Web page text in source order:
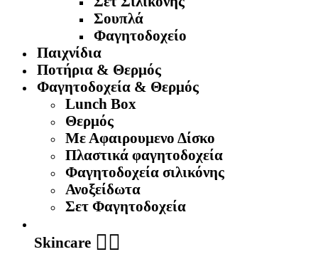
Σουπλά
Φαγητοδοχείο
Παιχνίδια
Ποτήρια & Θερμός
Φαγητοδοχεία & Θερμός
Lunch Box
Θερμός
Με Αφαιρουμενο Δίσκο
Πλαστικά φαγητοδοχεία
Φαγητοδοχεία σιλικόνης
Ανοξείδωτα
Σετ Φαγητοδοχεία
Skincare 🧖‍♀️